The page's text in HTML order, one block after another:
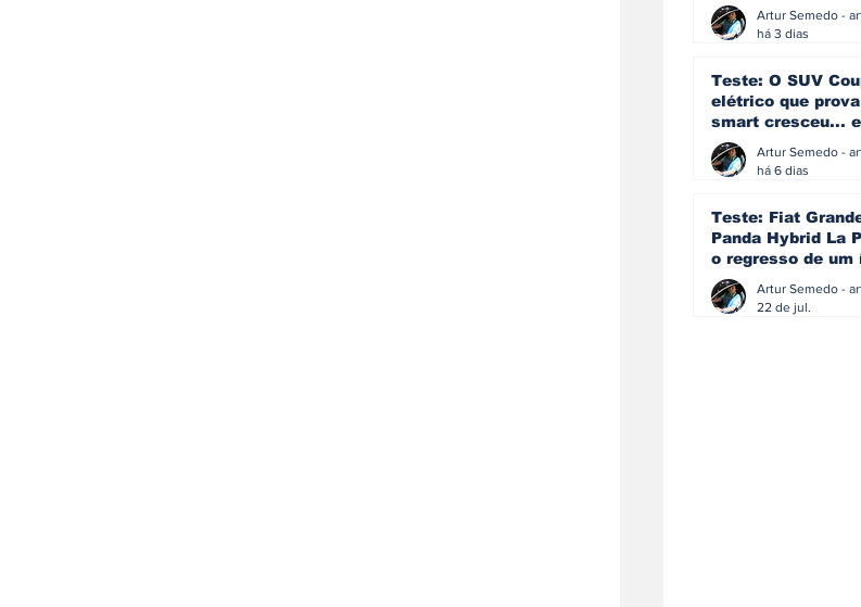
ainda acredita na
manualhá 3 dias
Teste: O SUV
elétrico que
smart cresceu... e
amadureceu
há 6 dias
Teste: Fiat
Panda Hybrid La
o regresso de um
que percebeu que
evoluir não
perder a
22 de jul.